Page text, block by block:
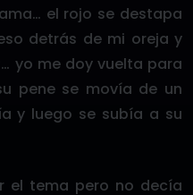
el rojo se destapa
detrás de mi oreja y
yo me doy vuelta para
pene se movía de un
y luego se subía a su
el tema pero no decía